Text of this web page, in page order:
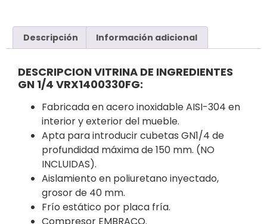
Descripción Información adicional
DESCRIPCION VITRINA DE INGREDIENTES
GN 1/4 VRX1400330FG:
Fabricada en acero inoxidable AISI-304 en
interior y exterior del mueble.
Apta para introducir cubetas GN1/4 de
profundidad máxima de 150 mm. (NO
INCLUIDAS).
Aislamiento en poliuretano inyectado,
grosor de 40 mm.
Frío estático por placa fría.